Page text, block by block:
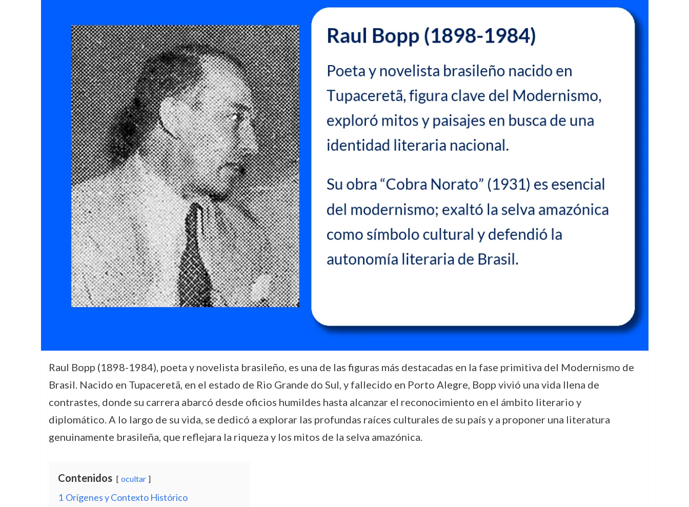
Raul Bopp (1898-1984), poeta y novelista brasileño, es una de las figuras más destacadas en la fase primitiva del Modernismo de
Brasil. Nacido en Tupaceretã, en el estado de Rio Grande do Sul, y fallecido en Porto Alegre, Bopp vivió una vida llena de
contrastes, donde su carrera abarcó desde oficios humildes hasta alcanzar el reconocimiento en el ámbito literario y
diplomático. A lo largo de su vida, se dedicó a explorar las profundas raíces culturales de su país y a proponer una literatura
genuinamente brasileña, que reflejara la riqueza y los mitos de la selva amazónica.
Contenidos ocultar
1 Orígenes y Contexto Histórico